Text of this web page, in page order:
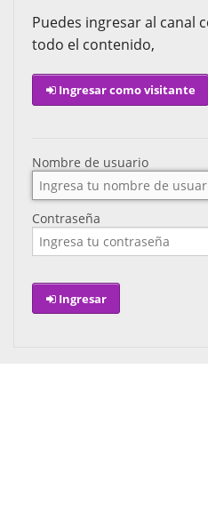
Puedes ingresar al canal
todo el contenido,
Ingresar como visitante
Nombre de usuario
Contraseña
Ingresar